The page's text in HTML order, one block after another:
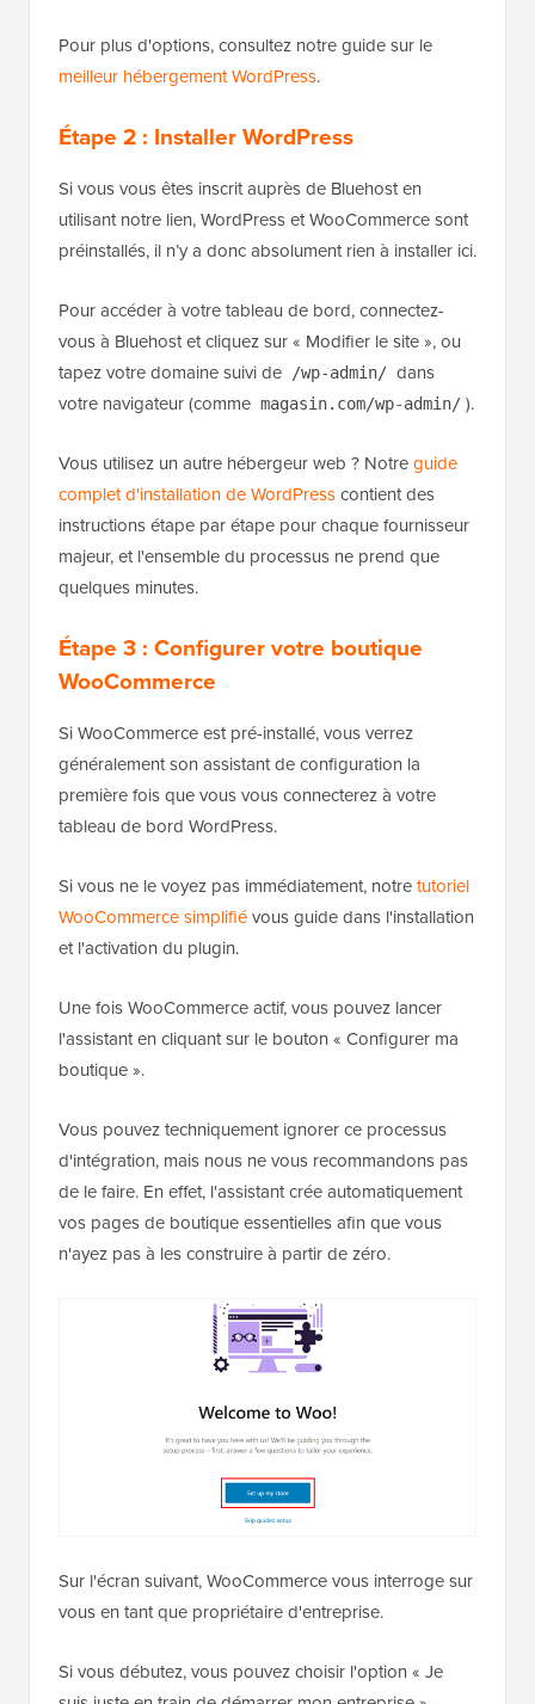
Pour plus d'options, consultez notre guide sur le
meilleur hébergement WordPress.
Étape 2 : Installer WordPress
Si vous vous êtes inscrit auprès de Bluehost en
utilisant notre lien, WordPress et WooCommerce sont
préinstallés, il n’y a donc absolument rien à installer ici.
Pour accéder à votre tableau de bord, connectez-
vous à Bluehost et cliquez sur « Modifier le site », ou
tapez votre domaine suivi de /wp-admin/ dans
votre navigateur (comme magasin.com/wp-admin/ ).
Vous utilisez un autre hébergeur web ? Notreguide
complet d'installation de WordPresscontient des
instructions étape par étape pour chaque fournisseur
majeur, et l'ensemble du processus ne prend que
quelques minutes.
Étape 3 : Configurer votre boutique
WooCommerce
Si WooCommerce est pré-installé, vous verrez
généralement son assistant de configuration la
première fois que vous vous connecterez à votre
tableau de bord WordPress.
Si vous ne le voyez pas immédiatement, notretutoriel
WooCommerce simplifiévous guide dans l'installation
et l'activation du plugin.
Une fois WooCommerce actif, vous pouvez lancer
l'assistant en cliquant sur le bouton « Configurer ma
boutique ».
Vous pouvez techniquement ignorer ce processus
d'intégration, mais nous ne vous recommandons pas
de le faire. En effet, l'assistant crée automatiquement
vos pages de boutique essentielles afin que vous
n'ayez pas à les construire à partir de zéro.
Sur l'écran suivant, WooCommerce vous interroge sur
vous en tant que propriétaire d'entreprise.
Si vous débutez, vous pouvez choisir l'option « Je